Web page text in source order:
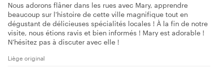
Nous adorons flâner dans les rues avec Mary, apprendre
beaucoup sur l'histoire de cette ville magnifique tout en
dégustant de délicieuses spécialités locales ! À la fin de notre
visite, nous étions ravis et bien informés ! Mary est adorable !
N'hésitez pas à discuter avec elle !
Liège original